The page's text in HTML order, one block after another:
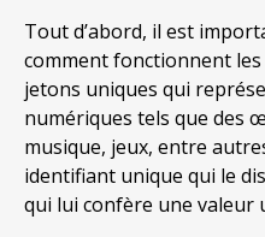
Tout d’abord, il est
comment fonctionnent les
jetons uniques qui
numériques tels que des
musique, jeux, entre
identifiant unique qui le
qui lui confère une valeur